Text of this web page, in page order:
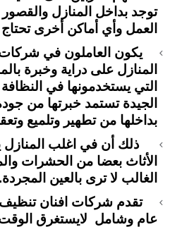
توجد بداخل المنازل
العمل وأي أماكن أخرى
يكون العاملون في
المنازل على دراية وخبرة
التي يستخدمونها في
الجيدة تستمد خبرتها من
بداخلها من تطهير وتلميع
ذلك أن في اغلب
الأثاث بعضا من الحشرات
الغالب لا ترى بالعين المجردة.
تقدم شركات افنان
عام وشامل لايستغرق الوقت